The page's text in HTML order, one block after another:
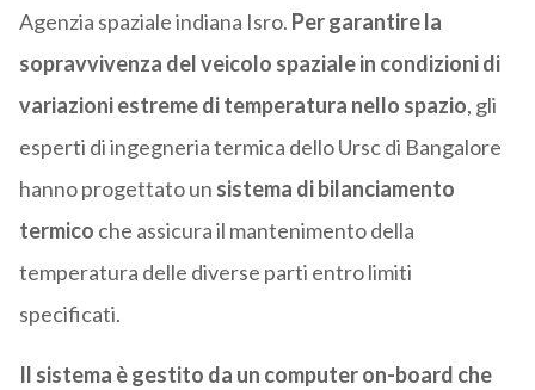
Agenzia spaziale indiana Isro. Per garantire la
sopravvivenza del veicolo spaziale in condizioni di
variazioni estreme di temperatura nello spazio, gli
esperti di ingegneria termica dello Ursc di Bangalore
hanno progettato un sistema di bilanciamento
termico che assicura il mantenimento della
temperatura delle diverse parti entro limiti
specificati.
Il sistema è gestito da un computer on-board che